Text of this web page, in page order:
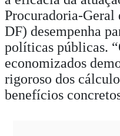
Procuradoria-
DF) desempenha
políticas públicas.
economizados
rigoroso dos
benefícios